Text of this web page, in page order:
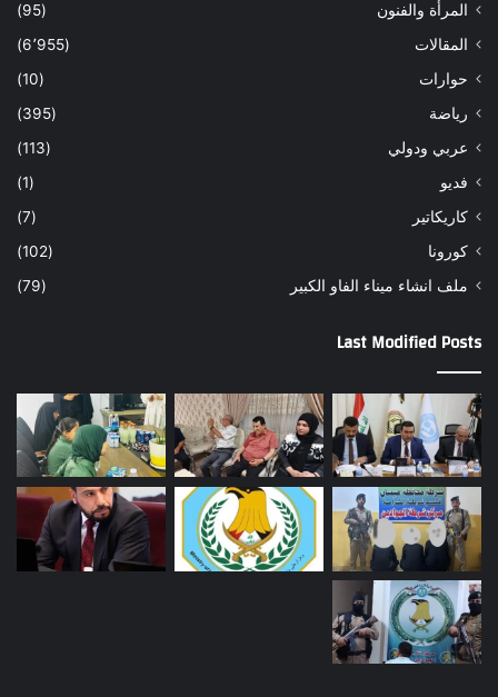
المرأة والفنون
(95)
المقالات
(6٬955)
حوارات
(10)
رياضة
(395)
عربي ودولي
(113)
فديو
(1)
كاريكاتير
(7)
كورونا
(102)
ملف انشاء ميناء الفاو الكبير
(79)
Last Modified Posts